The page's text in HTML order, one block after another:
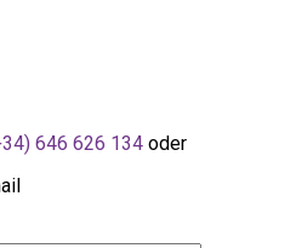
646 626 134 oder